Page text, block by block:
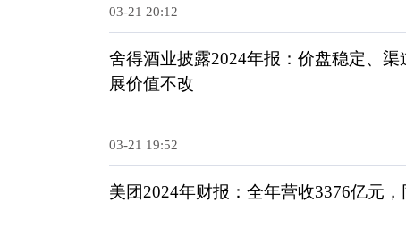
03-21 20:12
舍得酒业披露2024年报：价盘稳定、
展价值不改
03-21 19:52
美团2024年财报：全年营收3376亿元